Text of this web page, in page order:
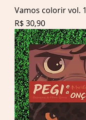
Vamos colorir vol. 1
Preço
R$ 30,90